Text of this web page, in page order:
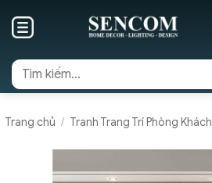
Tìm
kiếm:
Trang chủ / Tranh Trang Trí Phòng Khách